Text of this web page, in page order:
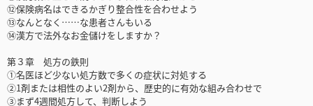
⑫保険病名はできるかぎり整合性を合わせよう
⑬なんとなく……な患者さんもいる
⑭漢方で法外なお金儲けをしますか？
第３章 処方の鉄則
①名医ほど少ない処方数で多くの症状に対処する
②1剤または相性のよい2剤から、歴史的に有効な組み合わせで
③まず4週間処方して、判断しよう